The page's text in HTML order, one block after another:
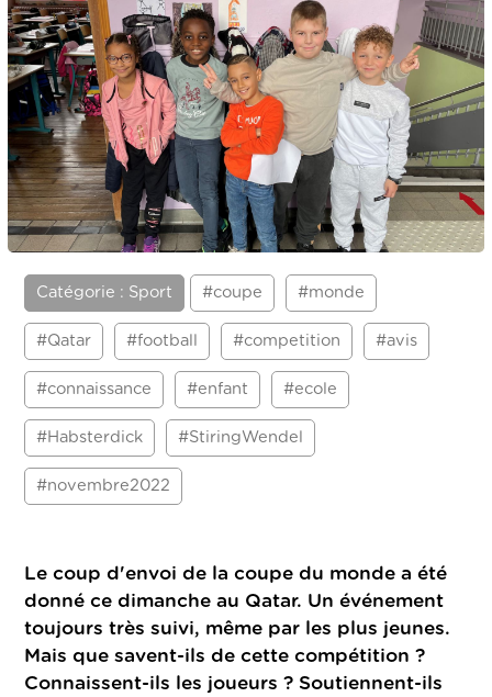
Catégorie : Sport #coupe #monde
#Qatar #football #competition #avis
#connaissance #enfant #ecole
#Habsterdick #StiringWendel
#novembre2022
Le coup d'envoi de la coupe du monde a été
donné ce dimanche au Qatar. Un événement
toujours très suivi, même par les plus jeunes.
Mais que savent-ils de cette compétition ?
Connaissent-ils les joueurs ? Soutiennent-ils